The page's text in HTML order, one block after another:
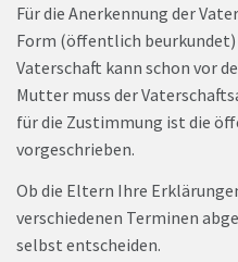
Für die Anerkennung der
Form (öffentlich beurkundet)
Vaterschaft kann schon vor
Mutter muss der
für die Zustimmung ist die
vorgeschrieben.
Ob die Eltern Ihre
verschiedenen Terminen
selbst entscheiden.